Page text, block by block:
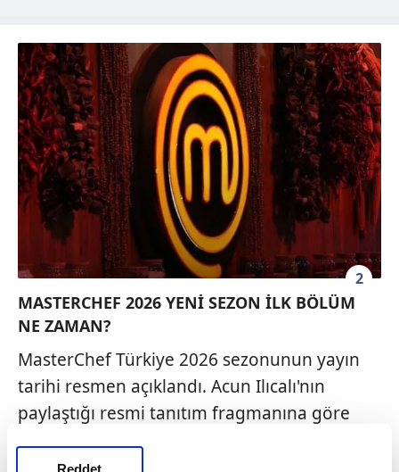
Reddet
2
MASTERCHEF 2026 YENİ SEZON İLK BÖLÜM
NE ZAMAN?
MasterChef Türkiye 2026 sezonunun yayın
tarihi resmen açıklandı. Acun Ilıcalı'nın
paylaştığı resmi tanıtım fragmanına göre
bölümüyle TV8 ekranlarında olacak.